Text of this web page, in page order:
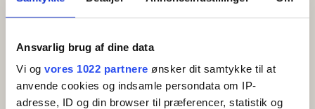
Ansvarlig brug af dine data
Vi og vores 1022 partnere ønsker dit samtykke til at
anvende cookies og indsamle persondata om IP-
adresse, ID og din browser til præferencer, statistik og
Cozy double room with a furnished balcony and
Hammeren’s granite.
AMENITIES